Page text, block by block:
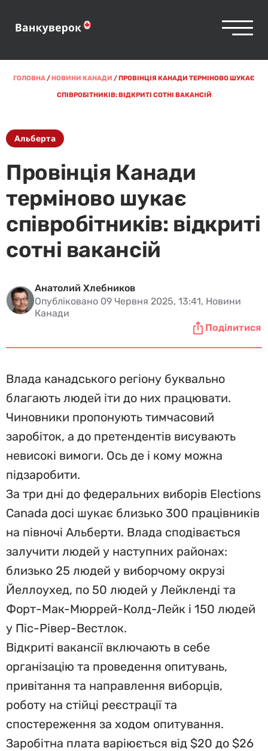
ГОЛОВНА/НОВИНИ КАНАДИ /ПРОВІНЦІЯ КАНАДИ ТЕРМІНОВО ШУКАЄ
СПІВРОБІТНИКІВ: ВІДКРИТІ СОТНІ ВАКАНСІЙ
Альберта
Провінція Канади
терміново шукає
співробітників: відкриті
сотні вакансій
Анатолий Хлебников
Опубліковано 09 Червня 2025, 13:41, Новини
Канади
Поділитися
Влада канадського регіону буквально
благають людей іти до них працювати.
Чиновники пропонують тимчасовий
заробіток, а до претендентів висувають
невисокі вимоги. Ось де і кому можна
підзаробити.
За три дні до федеральних виборів Elections
Canada досі шукає близько 300 працівників
на півночі Альберти. Влада сподівається
залучити людей у наступних районах:
близько 25 людей у виборчому окрузі
Йеллоухед, по 50 людей у Лейкленді та
Форт-Мак-Мюррей-Колд-Лейк і 150 людей
у Піс-Рівер-Вестлок.
Відкриті вакансії включають в себе
організацію та проведення опитувань,
привітання та направлення виборців,
роботу на стійці реєстрації та
спостереження за ходом опитування.
Заробітна плата варіюється від $20 до $26